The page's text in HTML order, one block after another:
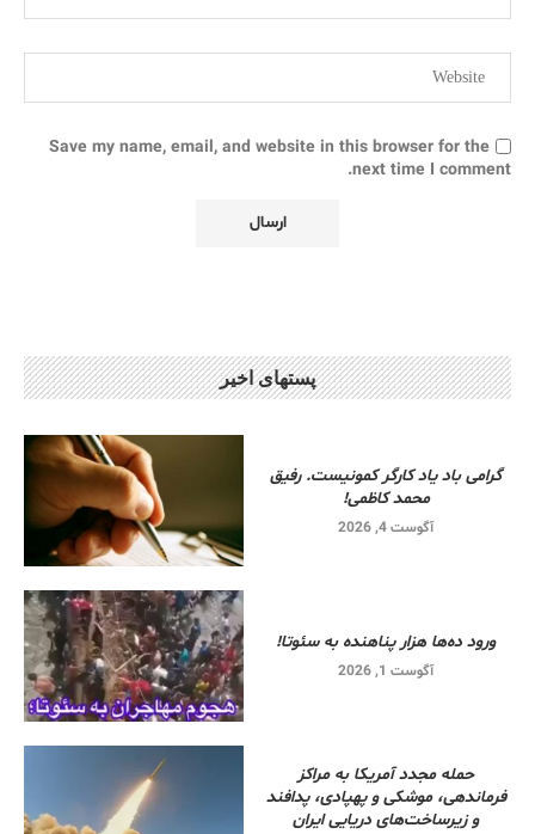
Save my name, email, and website in this browser for the
next time I comment.
پستهای اخیر
گرامی باد یاد کارگر کمونیست. رفیق
محمد کاظمی!
آگوست 4, 2026
ورود ده‌ها هزار پناهنده به سئوتا!
آگوست 1, 2026
حمله مجدد آمریکا به مراکز
فرماندهی، موشکی و پهپادی، پدافند
و زیرساخت‌های دریایی ایران